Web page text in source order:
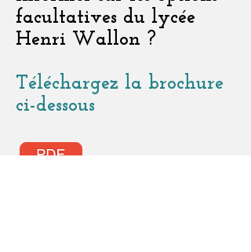
facultatives du lycée
Henri Wallon ?
Téléchargez la brochure
ci-dessous